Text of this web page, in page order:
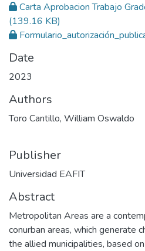
Carta Aprobacion Trabajo
(139.16 KB)
Date
2023
Authors
Toro Cantillo, William Oswaldo
Publisher
Universidad EAFIT
Abstract
Metropolitan Areas are a
conurban areas, which generate
the allied municipalities, based